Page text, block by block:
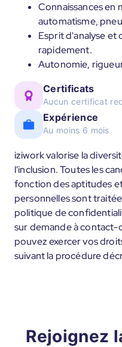
Connaissances en
automatisme,
Esprit d'analyse et
rapidement.
Autonomie,
Certificats
Aucun certificat
Expérience
Au moins 6 mois
iziwork valorise la
l'inclusion. Toutes les
fonction des aptitudes
personnelles sont
politique de
sur demande à contact-
pouvez exercer vos
suivant la procédure
Rejoignez